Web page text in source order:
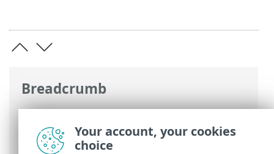
Breadcrumb
Ηλεκτρονική βοήθεια ESET>ESET
PROTECT On-Prem>ESET PROTECT On-
Prem REST API
Your account, your cookies
choice